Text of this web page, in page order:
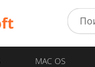
MAC OS